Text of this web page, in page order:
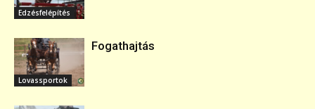
Edzésfelépítés
Lovassportok
Fogathajtás